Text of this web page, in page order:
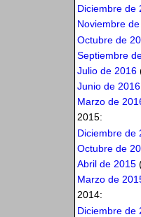
Diciembre de
Noviembre
Octubre de
Septiembre
Julio de 2016
Junio de 2016
Marzo de
2015:
Diciembre de
Octubre de
Abril de 2015
Marzo de
2014:
Diciembre de